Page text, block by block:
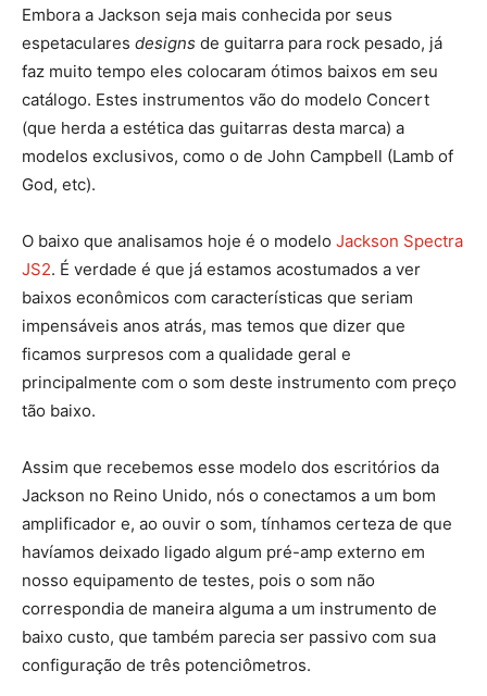
Embora a Jackson seja mais conhecida por seus
espetaculares designs de guitarra para rock pesado, já
faz muito tempo eles colocaram ótimos baixos em seu
catálogo. Estes instrumentos vão do modelo Concert
(que herda a estética das guitarras desta marca) a
modelos exclusivos, como o de John Campbell (Lamb of
God, etc).
O baixo que analisamos hoje é o modelo Jackson Spectra
JS2. É verdade é que já estamos acostumados a ver
baixos econômicos com características que seriam
impensáveis anos atrás, mas temos que dizer que
ficamos surpresos com a qualidade geral e
principalmente com o som deste instrumento com preço
tão baixo.
Assim que recebemos esse modelo dos escritórios da
Jackson no Reino Unido, nós o conectamos a um bom
amplificador e, ao ouvir o som, tínhamos certeza de que
havíamos deixado ligado algum pré-amp externo em
nosso equipamento de testes, pois o som não
correspondia de maneira alguma a um instrumento de
baixo custo, que também parecia ser passivo com sua
configuração de três potenciômetros.